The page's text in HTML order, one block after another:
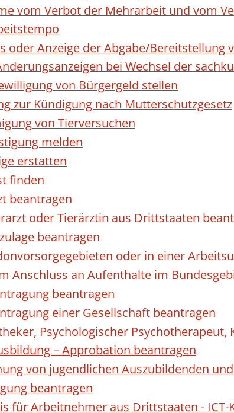
vom Verbot der Mehrarbeit und vom
oder Anzeige der Abgabe/
bei Wechsel der
von Bürgergeld stellen
zur Kündigung nach Mutterschutzgesetz
von Tierversuchen
melden
erstatten
finden
beantragen
oder Tierärztin aus Drittstaaten
beantragen
oder in einer
Anschluss an Aufenthalte im
beantragen
einer Gesellschaft beantragen
Psychologischer
– Approbation beantragen
von jugendlichen Auszubildenden
beantragen
für Arbeitnehmer aus Drittstaaten - ICT-